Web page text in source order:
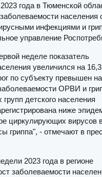
года в Тюменской
населения
инфекциями и
управление
неделе показатель
увеличился на
по субъекту превышен
ОРВИ и
детского населения
ниже
циркулирующих вирусов
гриппа", - отмечают в
2023 года в регионе
заболеваемости